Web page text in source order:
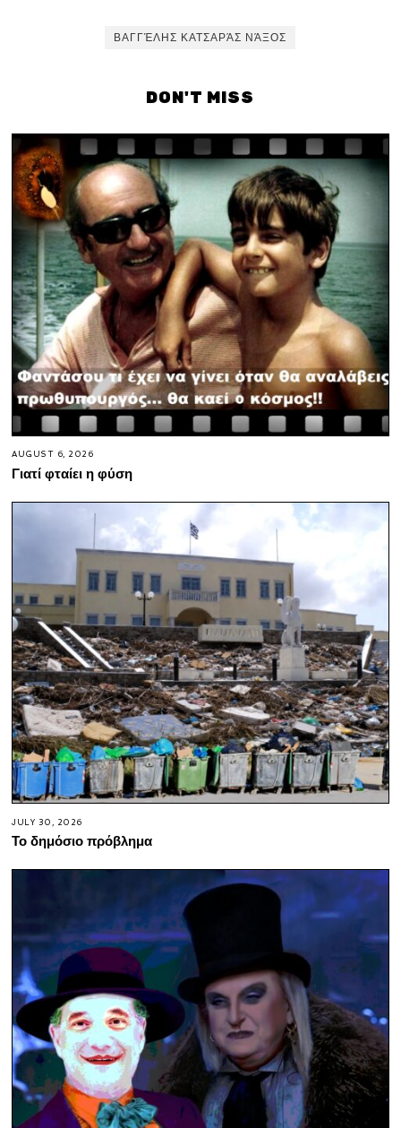
ΒΑΓΓΈΛΗΣ ΚΑΤΣΑΡΆΣ ΝΆΞΟΣ
DON'T MISS
AUGUST 6, 2026
Γιατί φταίει η φύση
JULY 30, 2026
Το δημόσιο πρόβλημα